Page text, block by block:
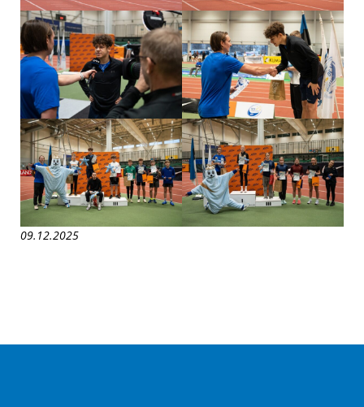
09.12.2025